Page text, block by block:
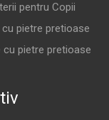
pentru Copii
pietre pretioase
cu pietre pretioase